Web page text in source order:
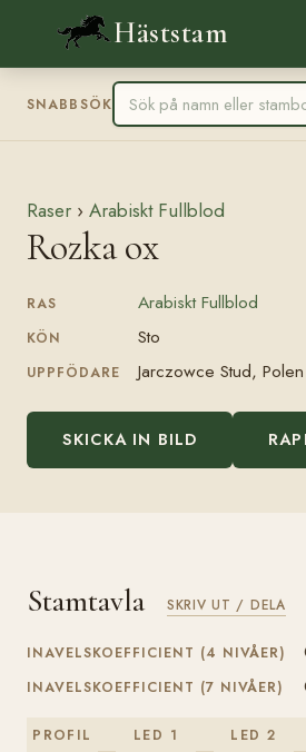
Häststam
SNABBSÖK
Raser › Arabiskt Fullblod
Rozka ox
RAS Arabiskt Fullblod
KÖN Sto
UPPFÖDARE Jarczowce Stud, Polen
SKICKA IN BILD
Stamtavla SKRIV UT / DELA
INAVELSKOEFFICIENT (4 NIVÅER)
INAVELSKOEFFICIENT (7 NIVÅER)
PROFIL LED 1 LED 2